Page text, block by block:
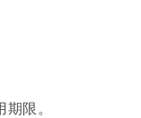
限。